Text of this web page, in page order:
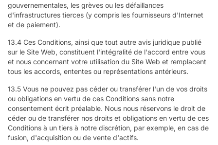
gouvernementales, les grèves ou les défaillances
d'infrastructures tierces (y compris les fournisseurs d'Internet
et de paiement).
13.4 Ces Conditions, ainsi que tout autre avis juridique publié
sur le Site Web, constituent l'intégralité de l'accord entre vous
et nous concernant votre utilisation du Site Web et remplacent
tous les accords, ententes ou représentations antérieurs.
13.5 Vous ne pouvez pas céder ou transférer l'un de vos droits
ou obligations en vertu de ces Conditions sans notre
consentement écrit préalable. Nous nous réservons le droit de
céder ou de transférer nos droits et obligations en vertu de ces
Conditions à un tiers à notre discrétion, par exemple, en cas de
fusion, d'acquisition ou de vente d'actifs.